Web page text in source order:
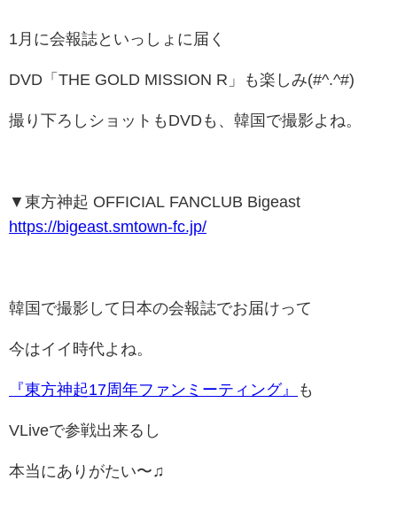
1月に会報誌といっしょに届く
DVD「THE GOLD MISSION R」も楽しみ(#^.^#)
撮り下ろしショットもDVDも、韓国で撮影よね。
▼東方神起 OFFICIAL FANCLUB Bigeast
https://bigeast.smtown-fc.jp/
韓国で撮影して日本の会報誌でお届けって
今はイイ時代よね。
『東方神起17周年ファンミーティング』 も
VLiveで参戦出来るし
本当にありがたい〜♫